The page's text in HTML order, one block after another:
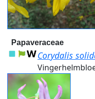
Papaveraceae
Corydalis